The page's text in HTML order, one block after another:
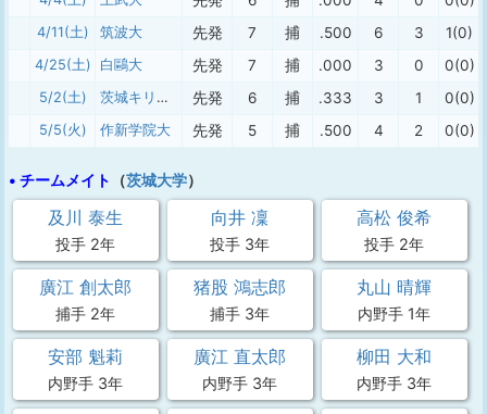
4/11(土) 筑波大 先発 7 捕 .500 6 3 1(0)
4/25(土) 白鷗大 先発 7 捕 .000 3 0 0(0)
5/2(土) 茨城キリスト教大 先発 6 捕 .333 3 1 0(0)
5/5(火) 作新学院大 先発 5 捕 .500 4 2 0(0)
• チームメイト （茨城大学）
及川 泰生
投手 2年
向井 凜
投手 3年
高松 俊希
投手 2年
廣江 創太郎
捕手 2年
猪股 鴻志郎
捕手 3年
丸山 晴輝
内野手 1年
安部 魁莉
内野手 3年
廣江 直太郎
内野手 3年
柳田 大和
内野手 3年